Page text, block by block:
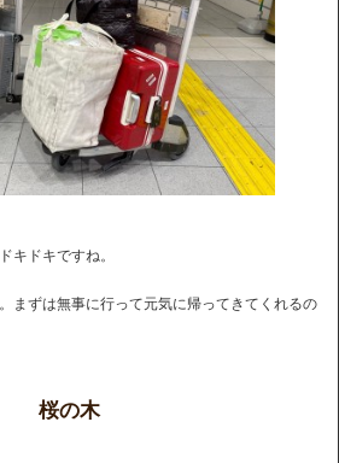
キドキですね。
まずは無事に行って元気に帰ってきてくれるの
桜の木